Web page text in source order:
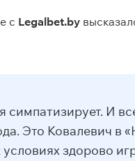
с Legalbet.by
симпатизирует. И
Это Ковалевич в
здорово